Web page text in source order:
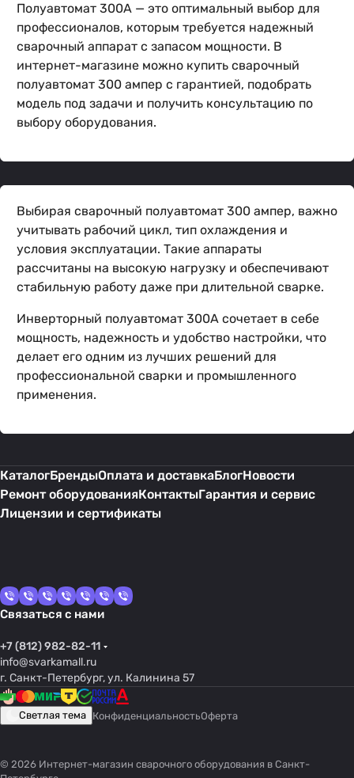
Полуавтомат 300А — это оптимальный выбор для
профессионалов, которым требуется надежный
сварочный аппарат с запасом мощности. В
интернет-магазине можно купить сварочный
полуавтомат 300 ампер с гарантией, подобрать
модель под задачи и получить консультацию по
выбору оборудования.
Выбирая сварочный полуавтомат 300 ампер, важно
учитывать рабочий цикл, тип охлаждения и
условия эксплуатации. Такие аппараты
рассчитаны на высокую нагрузку и обеспечивают
стабильную работу даже при длительной сварке.
Инверторный полуавтомат 300А сочетает в себе
мощность, надежность и удобство настройки, что
делает его одним из лучших решений для
профессиональной сварки и промышленного
применения.
КаталогБрендыОплата и доставкаБлогНовости
Ремонт оборудованияКонтактыГарантия и сервис
Лицензии и сертификаты
Связаться с нами
+7 (812) 982-82-11
info@svarkamall.ru
г. Санкт-Петербург, ул. Калинина 57
Светлая тема КонфиденциальностьОферта
© 2026 Интернет-магазин сварочного оборудования в Санкт-